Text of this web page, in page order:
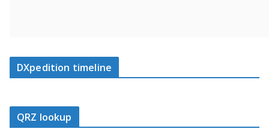
DXpedition timeline
QRZ lookup